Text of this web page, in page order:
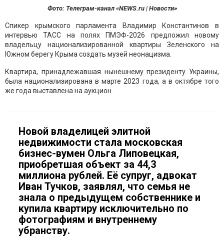
Фото: Телеграм-канал «NEWS.ru | Новости»
Спикер крымского парламента Владимир Константинов в
интервью ТАСС на полях ПМЭФ-2026 предложил новому
владельцу национализированной квартиры Зеленского на
Южном берегу Крыма создать музей неонацизма.
Квартира, принадлежавшая нынешнему президенту Украины,
была национализирована в марте 2023 года, а в октябре того
же года выставлена на аукцион.
Новой владелицей элитной
недвижимости стала московская
бизнес-вумен Ольга Липовецкая,
приобретшая объект за 44,3
миллиона рублей. Её супруг, адвокат
Иван Тучков, заявлял, что семья не
знала о предыдущем собственнике и
купила квартиру исключительно по
фотографиям и внутреннему
убранству.